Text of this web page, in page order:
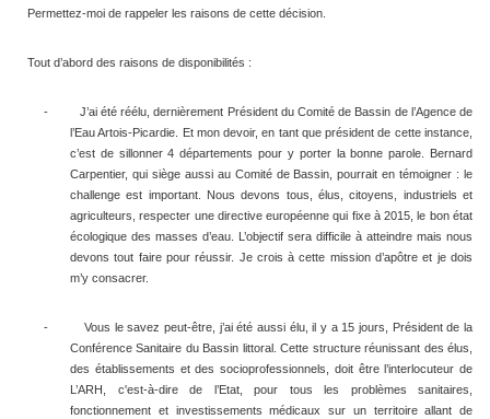
Permettez-moi de rappeler les raisons de cette décision.
Tout d’abord des raisons de disponibilités :
-
J’ai été réélu, dernièrement Président du Comité de Bassin de l’Agence de
l’Eau Artois-Picardie. Et mon devoir, en tant que président de cette instance,
c’est de sillonner 4 départements pour y porter la bonne parole. Bernard
Carpentier, qui siège aussi au Comité de Bassin, pourrait en témoigner : le
challenge est important. Nous devons tous, élus, citoyens, industriels et
agriculteurs, respecter une directive européenne qui fixe à 2015, le bon état
écologique des masses d’eau. L’objectif sera difficile à atteindre mais nous
devons tout faire pour réussir. Je crois à cette mission d’apôtre et je dois
m’y consacrer.
-
Vous le savez peut-être, j’ai été aussi élu, il y a 15 jours, Président de la
Conférence Sanitaire du Bassin littoral. Cette structure réunissant des élus,
des établissements et des socioprofessionnels, doit être l’interlocuteur de
L’ARH, c'est-à-dire de l’Etat, pour tous les problèmes sanitaires,
fonctionnement et investissements médicaux sur un territoire allant de